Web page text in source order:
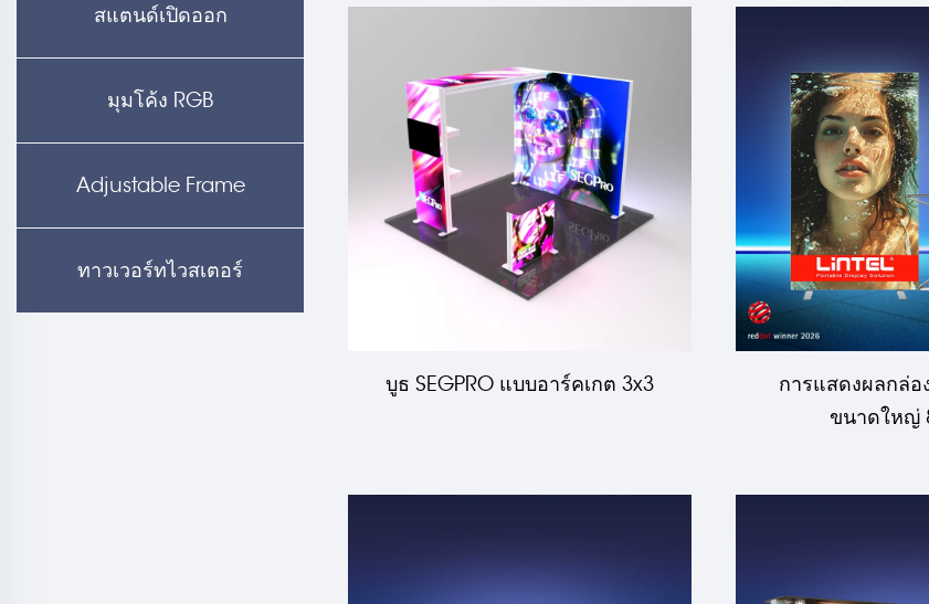
สแตนด์เปิดออก
มุมโค้ง RGB
Adjustable Frame
ทาวเวอร์ทไวสเตอร์
บูธ SEGPRO แบบอาร์คเกต 3x3
การแสดงผลกล่อ
ขนาดใหญ่